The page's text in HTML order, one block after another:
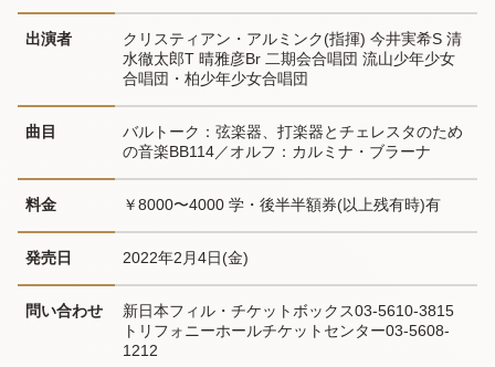
出演者
クリスティアン・アルミンク(指揮) 今井実希S 清
水徹太郎T 晴雅彦Br 二期会合唱団 流山少年少女
合唱団・柏少年少女合唱団
曲目
バルトーク：弦楽器、打楽器とチェレスタのため
の音楽BB114／オルフ：カルミナ・ブラーナ
料金 ￥8000〜4000 学・後半半額券(以上残有時)有
発売日 2022年2月4日(金)
問い合わせ
新日本フィル・チケットボックス03-5610-3815
トリフォニーホールチケットセンター03-5608-
1212